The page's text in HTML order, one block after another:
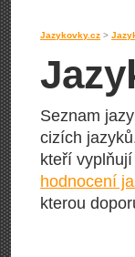
Jazykovky.cz >
Seznam
cizích
kteří
hodnocení
kterou